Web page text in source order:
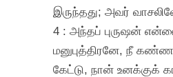
இருந்தது; அவர்
4 : அந்தப் புருஷன்
மனுபுத்திரனே, நீ
கேட்டு, நான் உனக்குக்